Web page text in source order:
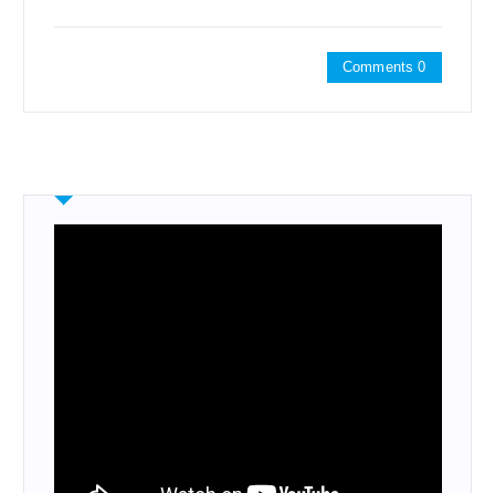
Comments 0